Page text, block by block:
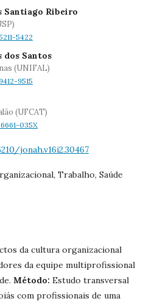
Santiago Ribeiro
5422
dos Santos
(UNIFAL)
9515
(UFCAT)
035X
jonah.v16i2.30467
Trabalho, Saúde
da cultura organizacional
da equipe multiprofissional
Método: Estudo transversal
com profissionais de uma